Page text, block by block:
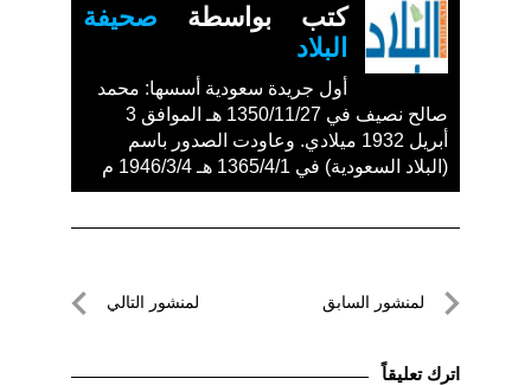
كتب بواسطة صحيفة
البلاد
أول جريدة سعودية أسسها: محمد
صالح نصيف في 1350/11/27 هـ الموافق 3
أبريل 1932 ميلادي. وعاودت الصدور باسم
(البلاد السعودية) في 1365/4/1 هـ 1946/3/4 م
تصفّحلمنشور السابق
السابق
لمنشور التالي
اترك تعليقاً